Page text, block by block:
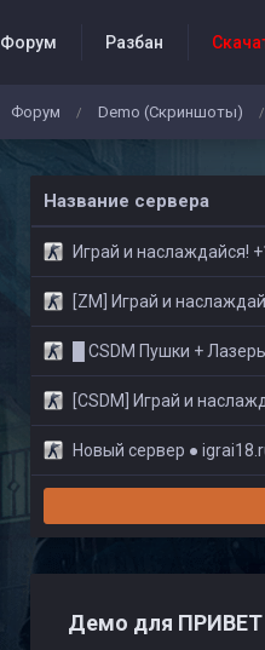
Форум Разбан
События проекта
Форум / Demo (Скриншоты) /
Название сервера
Играй и наслаждайся! +18 ©
[ZM] Играй и наслаждайся! ©
█ CSDM Пушки + Лазеры |
[CSDM] Играй и наслаждайся!
Новый сервер ●
Демо для ПРИВЕТ